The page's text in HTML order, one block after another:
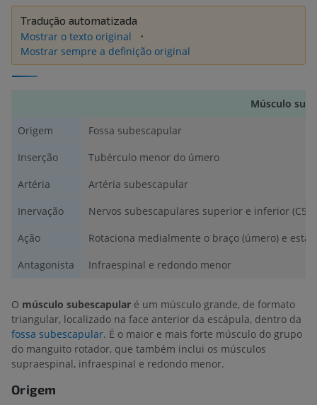
Tradução automatizada
Mostrar o texto original
Mostrar sempre a definição original
Músculo
Origem
Fossa subescapular
Inserção
Tubérculo menor do úmero
Artéria
Artéria subescapular
Inervação
Nervos subescapulares superior e inferior (C5,
Ação
Rotaciona medialmente o braço (úmero) e
Antagonista
Infraespinal e redondo menor
O músculo subescapular é um músculo grande, de formato
triangular, localizado na face anterior da escápula, dentro da
fossa subescapular. É o maior e mais forte músculo do grupo
do manguito rotador, que também inclui os músculos
supraespinal, infraespinal e redondo menor.
Origem